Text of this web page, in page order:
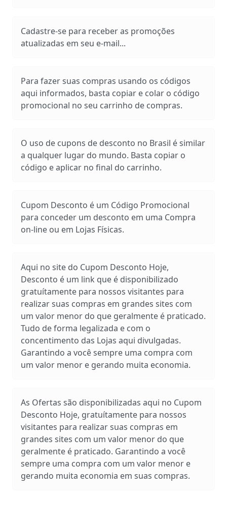
Cadastre-se para receber as promoções
atualizadas em seu e-mail...
Para fazer suas compras usando os códigos
aqui informados, basta copiar e colar o código
promocional no seu carrinho de compras.
O uso de cupons de desconto no Brasil é similar
a qualquer lugar do mundo. Basta copiar o
código e aplicar no final do carrinho.
Cupom Desconto é um Código Promocional
para conceder um desconto em uma Compra
on-line ou em Lojas Físicas.
Aqui no site do Cupom Desconto Hoje,
Desconto é um link que é disponibilizado
gratuítamente para nossos visitantes para
realizar suas compras em grandes sites com
um valor menor do que geralmente é praticado.
Tudo de forma legalizada e com o
concentimento das Lojas aqui divulgadas.
Garantindo a você sempre uma compra com
um valor menor e gerando muita economia.
As Ofertas são disponibilizadas aqui no Cupom
Desconto Hoje, gratuítamente para nossos
visitantes para realizar suas compras em
grandes sites com um valor menor do que
geralmente é praticado. Garantindo a você
sempre uma compra com um valor menor e
gerando muita economia em suas compras.